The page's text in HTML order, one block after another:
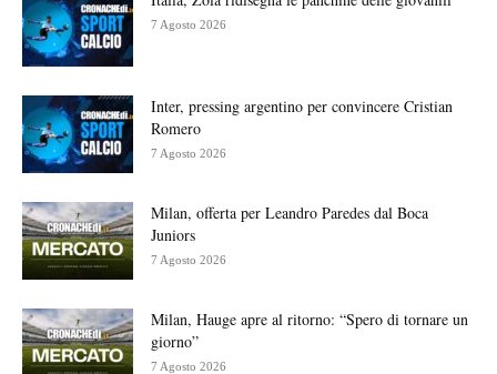
7 Agosto 2026
Inter, pressing argentino per convincere Cristian
Romero
7 Agosto 2026
Milan, offerta per Leandro Paredes dal Boca
Juniors
7 Agosto 2026
Milan, Hauge apre al ritorno: “Spero di tornare un
giorno”
7 Agosto 2026